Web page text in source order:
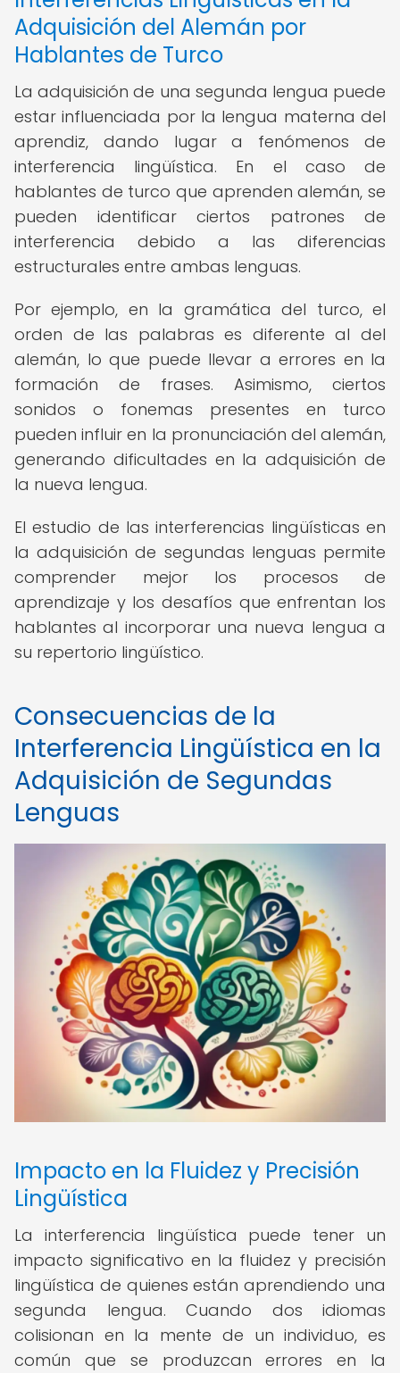
Adquisición del Alemán por
Hablantes de Turco
La adquisición de una segunda lengua puede
estar influenciada por la lengua materna del
aprendiz, dando lugar a fenómenos de
interferencia lingüística. En el caso de
hablantes de turco que aprenden alemán, se
pueden identificar ciertos patrones de
interferencia debido a las diferencias
estructurales entre ambas lenguas.
Por ejemplo, en la gramática del turco, el
orden de las palabras es diferente al del
alemán, lo que puede llevar a errores en la
formación de frases. Asimismo, ciertos
sonidos o fonemas presentes en turco
pueden influir en la pronunciación del alemán,
generando dificultades en la adquisición de
la nueva lengua.
El estudio de las interferencias lingüísticas en
la adquisición de segundas lenguas permite
comprender mejor los procesos de
aprendizaje y los desafíos que enfrentan los
hablantes al incorporar una nueva lengua a
su repertorio lingüístico.
Consecuencias de la
Interferencia Lingüística en la
Adquisición de Segundas
Lenguas
Impacto en la Fluidez y Precisión
Lingüística
La interferencia lingüística puede tener un
impacto significativo en la fluidez y precisión
lingüística de quienes están aprendiendo una
segunda lengua. Cuando dos idiomas
colisionan en la mente de un individuo, es
común que se produzcan errores en la